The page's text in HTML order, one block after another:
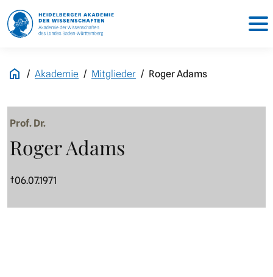
Akademie Mitglieder Roger Adams
Prof. Dr.
Roger Adams
†06.07.1971